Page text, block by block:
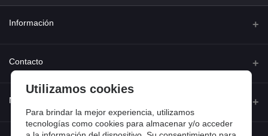
Información
Quienes somos
Preguntas frecuentes
Contacto
Calle Ferraz 42, Madrid
Mi cuenta
Utilizamos cookies
Para brindar la mejor experiencia, utilizamos
tecnologías como cookies para almacenar y/o acceder